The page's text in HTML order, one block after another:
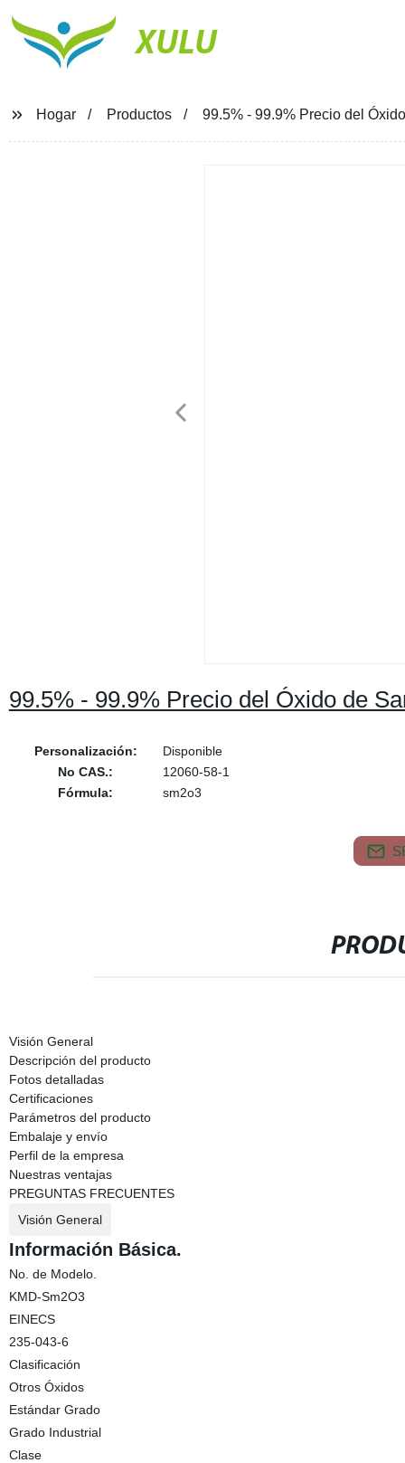
XULU
Hogar Productos 99.5% - 99.9% Precio del
99.5% - 99.9% Precio del Óxido de
Personalización:
Disponible
No CAS.:
12060-58-1
Fórmula:
sm2o3
Visión General
Descripción del producto
Fotos detalladas
Certificaciones
Parámetros del producto
Embalaje y envío
Perfil de la empresa
Nuestras ventajas
PREGUNTAS FRECUENTES
Visión General
Información Básica.
No. de Modelo.
KMD-Sm2O3
EINECS
235-043-6
Clasificación
Otros Óxidos
Estándar Grado
Grado Industrial
Clase